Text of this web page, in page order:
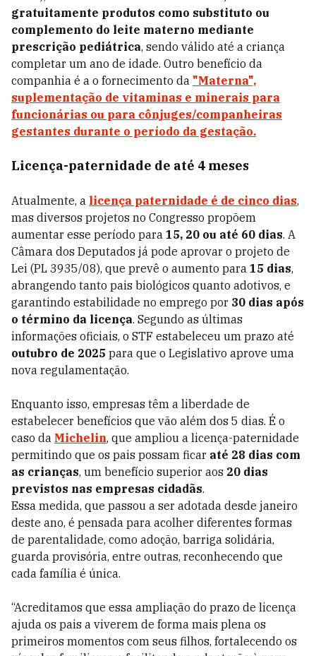
gratuitamente produtos como substituto ou
complemento do leite materno mediante
prescrição pediátrica, sendo válido até a criança
completar um ano de idade. Outro benefício da
companhia é a o fornecimento da "⁠Materna",
suplementação de vitaminas e minerais para
funcionárias ou para cônjuges/companheiras
gestantes durante o período da gestação.
Licença-paternidade de até 4 meses
Atualmente, a licença paternidade é de cinco dias,
mas diversos projetos no Congresso propõem
aumentar esse período para 15, 20 ou até 60 dias. A
Câmara dos Deputados já pode aprovar o projeto de
Lei (PL 3935/08), que prevê o aumento para 15 dias,
abrangendo tanto pais biológicos quanto adotivos, e
garantindo estabilidade no emprego por 30 dias após
o término da licença. Segundo as últimas
informações oficiais, o STF estabeleceu um prazo até
outubro de 2025 para que o Legislativo aprove uma
nova regulamentação.
Enquanto isso, empresas têm a liberdade de
estabelecer benefícios que vão além dos 5 dias. É o
caso da Michelin, que ampliou a licença-paternidade
permitindo que os pais possam ficar até 28 dias com
as crianças, um benefício superior aos 20 dias
previstos nas empresas cidadãs.
Essa medida, que passou a ser adotada desde janeiro
deste ano, é pensada para acolher diferentes formas
de parentalidade, como adoção, barriga solidária,
guarda provisória, entre outras, reconhecendo que
cada família é única.
“Acreditamos que essa ampliação do prazo de licença
ajuda os pais a viverem de forma mais plena os
primeiros momentos com seus filhos, fortalecendo os